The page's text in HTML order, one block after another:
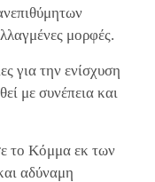
μορφές.
για την ενίσχυση
με συνέπεια και
το Κόμμα εκ των
αδύναμη